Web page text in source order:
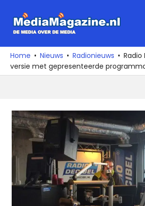
naar
media
over
de
Home Nieuws Radionieuws
Radio
versie met gepresenteerde